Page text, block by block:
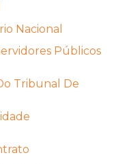
Nacional
Públicos
Tribunal De